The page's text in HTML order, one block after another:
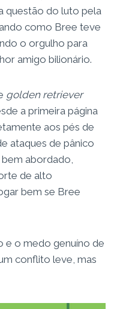
questão do luto pela
como Bree teve
o orgulho para
amigo bilionário.
golden retriever
a primeira página
aos pés de
ataques de pânico
abordado,
de alto
bem se Bree
e o medo genuíno de
conflito leve, mas